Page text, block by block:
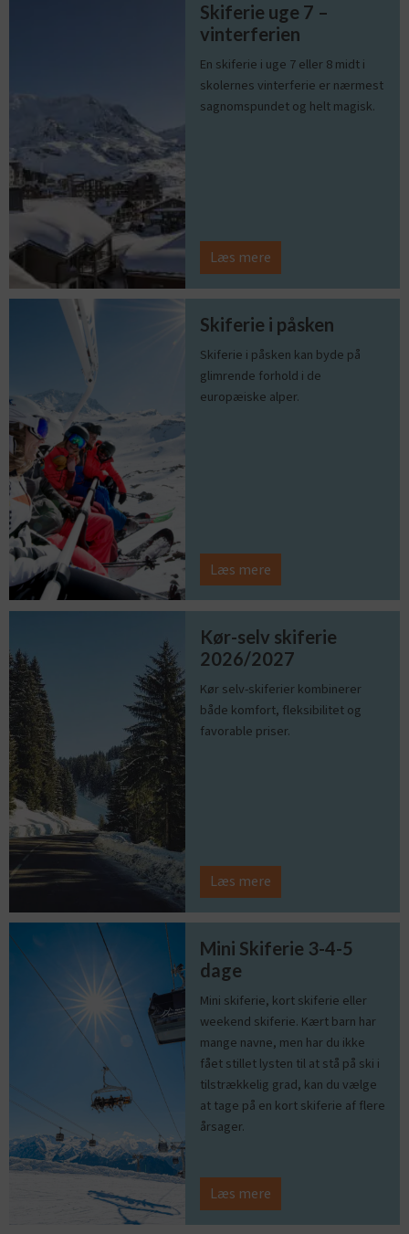
Skiferie uge 7 –
vinterferien
En skiferie i uge 7 eller 8 midt i
skolernes vinterferie er nærmest
sagnomspundet og helt magisk.
Læs mere
Skiferie i påsken
Skiferie i påsken kan byde på
glimrende forhold i de
europæiske alper.
Læs mere
Kør-selv skiferie
2026/2027
Kør selv-skiferier kombinerer
både komfort, fleksibilitet og
favorable priser.
Læs mere
Mini Skiferie 3-4-5
dage
Mini skiferie, kort skiferie eller
weekend skiferie. Kært barn har
mange navne, men har du ikke
fået stillet lysten til at stå på ski i
tilstrækkelig grad, kan du vælge
at tage på en kort skiferie af flere
årsager.
Læs mere